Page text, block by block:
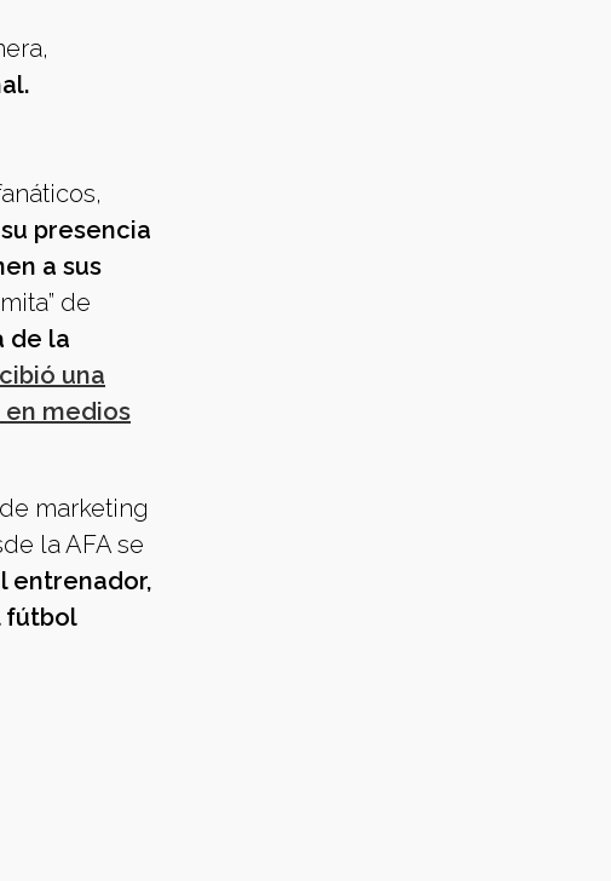
presencia
a sus
de
de la
una
medios
marketing
la AFA se
entrenador,
fútbol